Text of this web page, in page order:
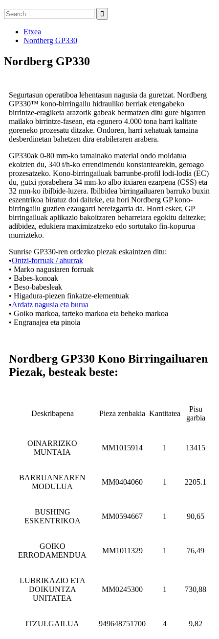
Etxea
Nordberg GP330
Nordberg GP330
Segurtasun operatiboa lehentasun nagusia da guretzat. Nordberg
GP330™ kono-birringailu hidrauliko berriak etengabeko
birrintze-eragiketa arazorik gabeak bermatzen ditu gure bigarren
mailako birrintze-fasean, eta egunero 4.000 tona harri kalitate
goreneko prozesatu ditzake. Ondoren, harri xehatuak tamaina
desberdinetan bahetzen dira erabileraren arabera.
GP330ak 0-80 mm-ko tamainako material ondo moldatua
ekoizten du, 340 t/h-ko errendimendu konstantearekin, geroago
prozesatzeko. Kono-birringailuak barrunbe-profil lodi-lodia (EC)
du, gutxi gorabehera 34 mm-ko albo itxiaren ezarpena (CSS) eta
32 mm-ko ibilbide-luzera. Ibilbidea birringailuaren barruko buxin
eszentrikoa biratuz doi daiteke, eta hori Nordberg GP kono-
birringailu guztien ezaugarri bereizgarria da. Horri esker, GP
birringailuak aplikazio bakoitzaren beharretara egokitu daitezke;
adibidez, edukiera maximizatzeko edo sortutako fin-kopurua
murrizteko.
Sunrise GP330-ren ordezko piezak eskaintzen ditu:
•Ontzi-forruak / ahurrak
• Marko nagusiaren forruak
• Babes-konoak
• Beso-babesleak
• Higadura-piezen finkatze-elementuak
•Ardatz nagusia eta burua
• Goiko markoa, tarteko markoa eta beheko markoa
• Engranajea eta pinoia
Nordberg GP330 Kono Birringailuaren
Piezak, besteak beste:
Deskribapena Pieza zenbakia Kantitatea
Pisu
garbia
OINARRIZKO
MUNTAIA
MM1015914 1 13415
BARRUANEAREN
MODULUA
MM0404060 1 2205.1
BUSHING
ESKENTRIKOA
MM0594667 1 90,65
GOIKO
ERRODAMENDUA
MM1011329 1 76,49
LUBRIKAZIO ETA
DOIKUNTZA
UNITATEA
MM0245300 1 730,88
ITZULGAILUA 949648751700 4 9,82